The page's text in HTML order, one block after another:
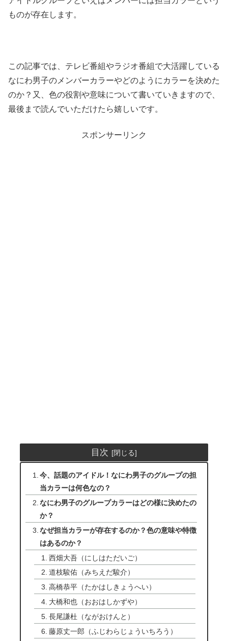
ものが存在します。
この記事では、テレビ番組やラジオ番組で大活躍している
なにわ男子のメンバーカラーやどのようにカラーを決めた
のか？又、色の役割や意味について書いていきますので、
最後まで読んでいただけたら嬉しいです。
スポンサーリンク
目次
今、話題のアイドル！なにわ男子のグループの担
当カラーは何色なの？
なにわ男子のグループカラーはどの様に決めたの
か？
なぜ担当カラーが存在するのか？色の意味や特徴
はあるのか？
西畑大吾（にしはただいご）
道枝駿佑（みちえだ駿介）
高橋恭平（たかはしきょうへい）
大橋和也（おおはしかずや）
長尾謙杜（ながおけんと）
藤原丈一郎（ふじわらじょういちろう）